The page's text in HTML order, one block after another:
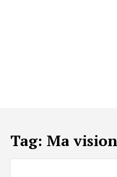
Tag: Ma